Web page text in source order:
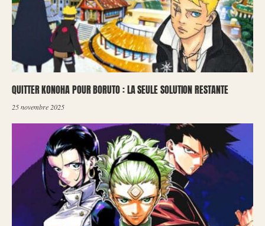
QUITTER KONOHA POUR BORUTO : LA SEULE SOLUTION RESTANTE
25 novembre 2025